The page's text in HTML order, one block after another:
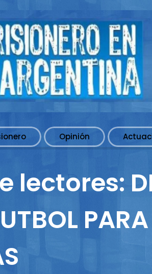
Opinión